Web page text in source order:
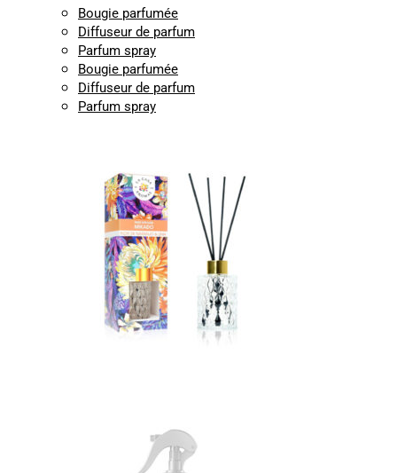
Bougie parfumée
Diffuseur de parfum
Parfum spray
Bougie parfumée
Diffuseur de parfum
Parfum spray